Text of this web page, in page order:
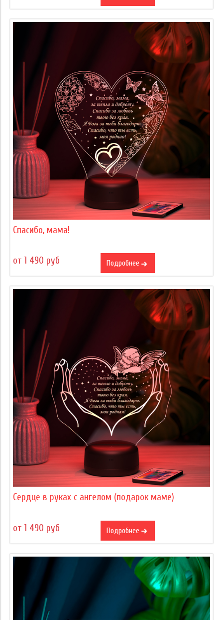
Спасибо, мама!
от 1 490 руб Подробнее
Сердце в руках с ангелом (подарок маме)
от 1 490 руб Подробнее